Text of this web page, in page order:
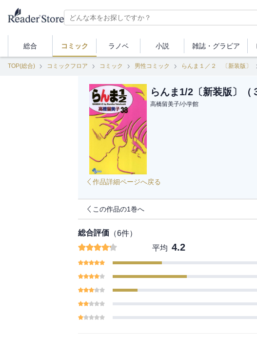
総合 コミック ラノベ 小説 雑誌・ グラビア
TOP(総合) コミックフロア コミック 男性コミック らんま１／２ 〔新装版〕
らんま1/2〔新装版〕（
高橋留美子/小学館
作品詳細ページへ戻る
この作品の1巻へ
総合評価 （6件）
平均 4.2